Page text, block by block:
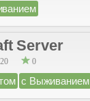
Server
0
с Выживанием